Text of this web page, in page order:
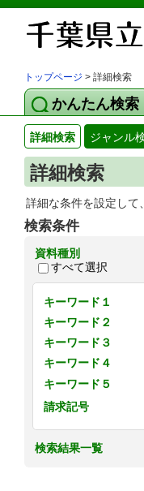
トップページ > 詳細検索
かんたん検索
詳細検索 ジャンル
詳細検索
詳細な条件を設定して
検索条件
資料種別
すべて選択
キーワード１
キーワード２
キーワード３
キーワード４
キーワード５
請求記号
検索結果一覧